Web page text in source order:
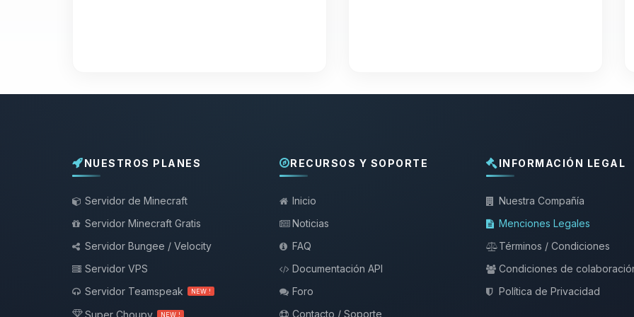
NUESTROS PLANES
Servidor de Minecraft
Servidor Minecraft Gratis
Servidor Bungee / Velocity
Servidor VPS
Servidor Teamspeak
NEW !
Super Choupy NEW !
RECURSOS Y SOPORTE
Inicio
Noticias
FAQ
Documentación API
Foro
Contacto / Soporte
INFORMACIÓN LEGAL
Nuestra Compañía
Menciones Legales
Términos / Condiciones
Condiciones de
Política de Privacidad